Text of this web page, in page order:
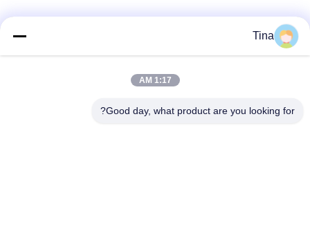
Tina
1:17 AM
Good day, what product are you looking for?